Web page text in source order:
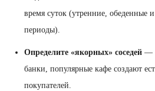
время суток (утренние, обеденные
периоды).
Определите «якорных» соседей —
банки, популярные кафе создают
покупателей.